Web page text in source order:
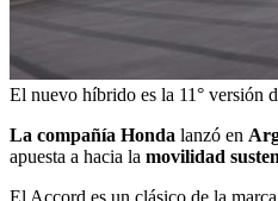
El nuevo híbrido es la 11° versión
La compañía Honda lanzó en
apuesta a hacia la movilidad